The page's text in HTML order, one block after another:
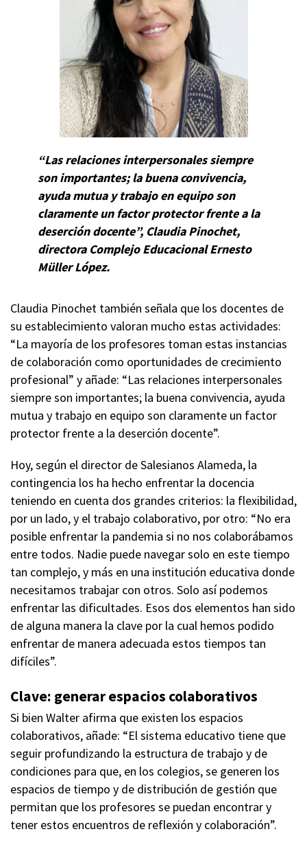
“Las relaciones interpersonales siempre
son importantes; la buena convivencia,
ayuda mutua y trabajo en equipo son
claramente un factor protector frente a la
deserción docente”, Claudia Pinochet,
directora Complejo Educacional Ernesto
Müller López.
Claudia Pinochet también señala que los docentes de
su establecimiento valoran mucho estas actividades:
“La mayoría de los profesores toman estas instancias
de colaboración como oportunidades de crecimiento
profesional” y añade: “Las relaciones interpersonales
siempre son importantes; la buena convivencia, ayuda
mutua y trabajo en equipo son claramente un factor
protector frente a la deserción docente”.
Hoy, según el director de Salesianos Alameda, la
contingencia los ha hecho enfrentar la docencia
teniendo en cuenta dos grandes criterios: la flexibilidad,
por un lado, y el trabajo colaborativo, por otro: “No era
posible enfrentar la pandemia si no nos colaborábamos
entre todos. Nadie puede navegar solo en este tiempo
tan complejo, y más en una institución educativa donde
necesitamos trabajar con otros. Solo así podemos
enfrentar las dificultades. Esos dos elementos han sido
de alguna manera la clave por la cual hemos podido
enfrentar de manera adecuada estos tiempos tan
difíciles”.
Clave: generar espacios colaborativos
Si bien Walter afirma que existen los espacios
colaborativos, añade: “El sistema educativo tiene que
seguir profundizando la estructura de trabajo y de
condiciones para que, en los colegios, se generen los
espacios de tiempo y de distribución de gestión que
permitan que los profesores se puedan encontrar y
tener estos encuentros de reflexión y colaboración”.